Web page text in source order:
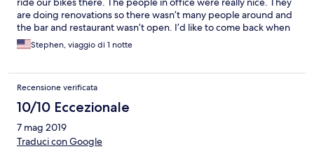
are doing renovations so there wasn’t many people around and
the bar and restaurant wasn’t open. I’d like to come back when
they have the place back together, I think it has a cool old
fashioned vibe.
Stephen, viaggio di 1 notte
Recensione verificata
10/10 Eccezionale
7 mag 2019
Traduci con Google